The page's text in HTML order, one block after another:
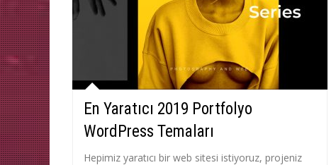
En Yaratıcı 2019 Portfolyo
WordPress Temaları
Hepimiz yaratıcı bir web sitesi istiyoruz, projeniz